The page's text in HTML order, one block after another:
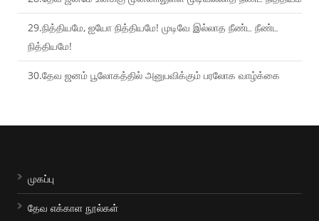
29.நித்தியமே, ஐயோ நித்தியமே! முடிவே இல்லாத நீண்ட நீண்ட
நித்தியமே!
30.தேவ ஜனம் பூலோகத்தில் அனுபவிக்கும் பரலோக வாழ்க்கை
முகப்பு
தேவ எக்காள நூல்கள்